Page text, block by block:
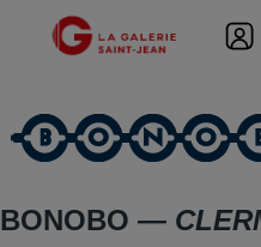
BONOBO —